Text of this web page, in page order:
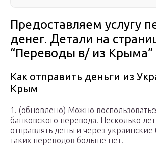
Предоставляем услугу
денег. Детали на
“Переводы в/ из Крыма”
Как отправить деньги из
Крым
1. (обновлено) Можно
банковского перевода. Несколько
отправлять деньги через
таких переводов больше нет.